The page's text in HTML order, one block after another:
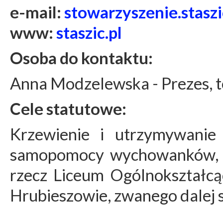
e-mail:
www: staszic.pl
Osoba do kontaktu:
Anna Modzelewska - Prezes,
Cele statutowe:
Krzewienie i
samopomocy
rzecz Liceum
Hrubieszowie, zwanego dalej